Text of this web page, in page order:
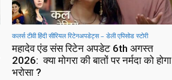
कलर्स टीवी हिंदी सीरियल रिटेनअपडेट्स – डेली एपिसोड स्टोरी
महादेव एंड संस रिटेन अपडेट 6th अगस्त
2026: क्या मोगरा की बातों पर नर्मदा को होगा
भरोसा ?